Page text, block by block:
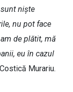
niște
nu pot face
de plătit, mă
eu în cazul
Murariu.